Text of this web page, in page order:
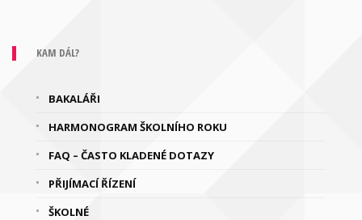
KAM DÁL?
BAKALÁŘI
HARMONOGRAM ŠKOLNÍHO ROKU
FAQ – ČASTO KLADENÉ DOTAZY
PŘIJÍMACÍ ŘÍZENÍ
ŠKOLNÉ